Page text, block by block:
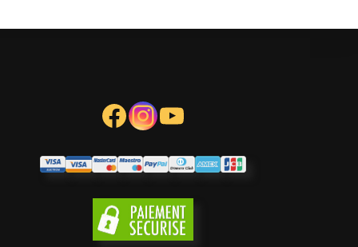
Facebook Instagram YouTube